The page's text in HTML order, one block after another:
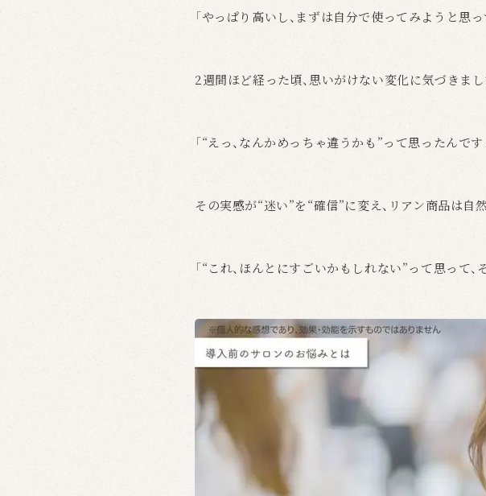
「やっぱり高いし、まずは自分で使ってみようと思
2週間ほど経った頃、思いがけない変化に気づきまし
「“えっ、なんかめっちゃ違うかも”って思ったんで
その実感が“迷い”を“確信”に変え、リアン商品は自
「“これ、ほんとにすごいかもしれない”って思って